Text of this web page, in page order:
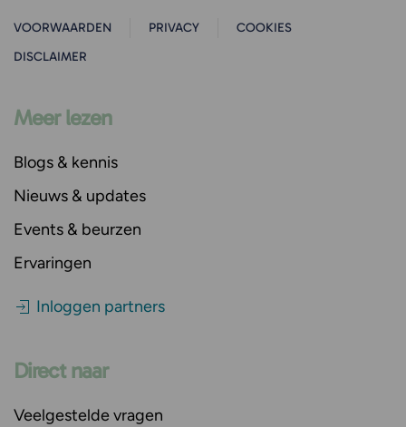
VOORWAARDEN PRIVACY
COOKIES
DISCLAIMER
Meer lezen
Blogs & kennis
Nieuws & updates
Events & beurzen
Ervaringen
Inloggen partners
Direct naar
Veelgestelde vragen